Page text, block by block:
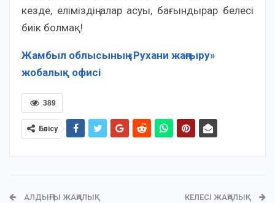
кезде, еліміздің алар асуы, бағындырар белесі
биік болмақ!
Жамбыл облысының «Рухани жаңғыру»
жобалық офисі
389
Бөлісу
АЛДЫҢҒЫ ЖАҢАЛЫҚ КЕЛЕСІ ЖАҢАЛЫҚ